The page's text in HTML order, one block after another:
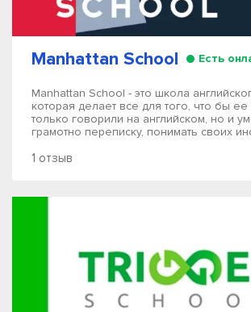
Manhattan School Есть
Manhattan School - это школа
которая делает все для того, что бы
только говорили на английском, но и
грамотно переписку, понимать своих
1 отзыв